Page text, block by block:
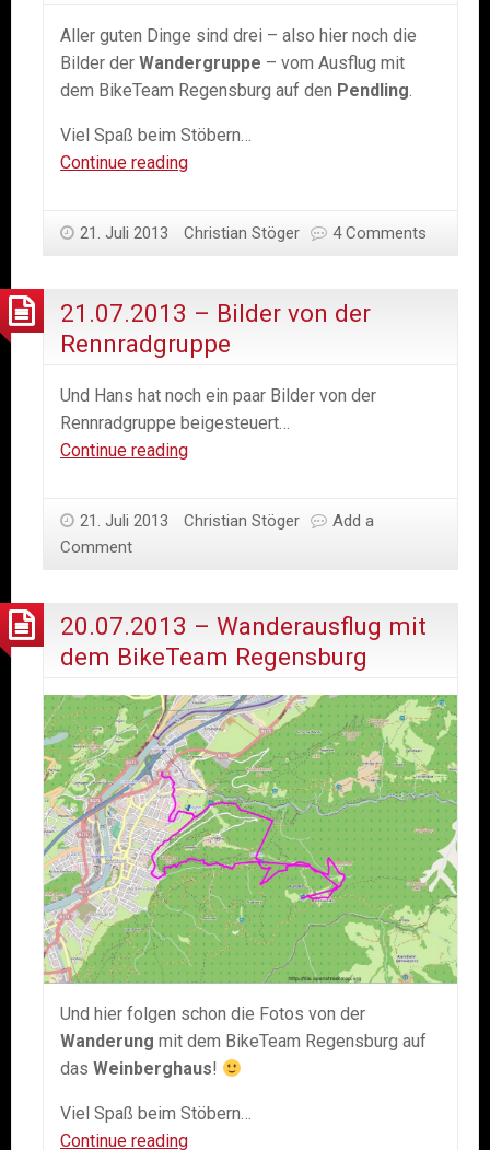
Aller guten Dinge sind drei – also hier noch die
Bilder der Wandergruppe – vom Ausflug mit
dem BikeTeam Regensburg auf den Pendling.
Viel Spaß beim Stöbern…
Continue reading21.07.2013
mit
Regensburg
21. Juli 2013 Christian Stöger 4 Comments
21.07.2013 – Bilder von der
Rennradgruppe
Und Hans hat noch ein paar Bilder von der
Rennradgruppe beigesteuert…
Continue reading21.07.2013
von
21. Juli 2013 Christian Stöger
Add a
Comment
20.07.2013 – Wanderausflug mit
dem BikeTeam Regensburg
Und hier folgen schon die Fotos von der
Wanderung mit dem BikeTeam Regensburg auf
das Weinberghaus!
Viel Spaß beim Stöbern…
Continue reading20.07.2013